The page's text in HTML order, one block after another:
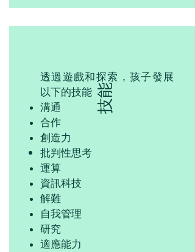
技能
透過遊戲和探索，孩子發展
以下的技能
溝通
合作
創造力
批判性思考
運算
資訊科技
解難
自我管理
研究
適應能力